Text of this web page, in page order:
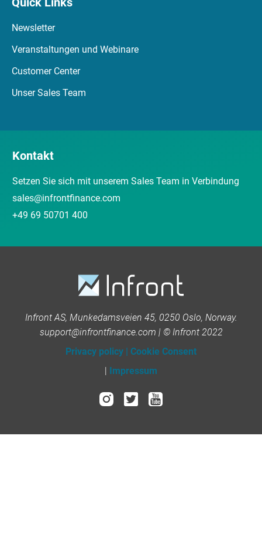
Newsletter
Veranstaltungen und Webinare
Customer Center
Unser Sales Team
Kontakt
Setzen Sie sich mit unserem Sales Team in Verbindung
sales@infrontfinance.com
+49 69 50701 400
Infront AS, Munkedamsveien 45, 0250 Oslo, Norway.
support@infrontfinance.com | © Infront 2022
Privacy policy | Cookie Consent
| Impressum